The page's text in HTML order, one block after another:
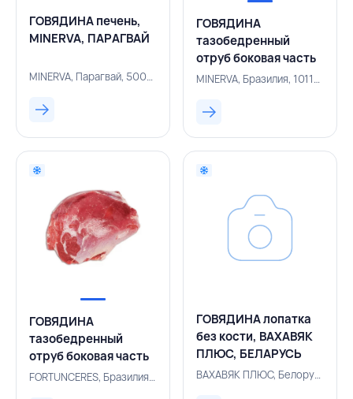
ГОВЯДИНА печень,
MINERVA, ПАРАГВАЙ
MINERVA, Парагвай, 500005199
ГОВЯДИНА
тазобедренный
отруб боковая часть
(оковалок) I,
MINERVA, Бразилия, 101101371
ГОВЯДИНА
тазобедренный
отруб боковая часть
(оковалок) I,
FORTUNCERES, Бразилия, 101100848
ГОВЯДИНА лопатка
без кости, ВАХАВЯК
ПЛЮС, БЕЛАРУСЬ
ВАХАВЯК ПЛЮС, Белоруссия, 500005910